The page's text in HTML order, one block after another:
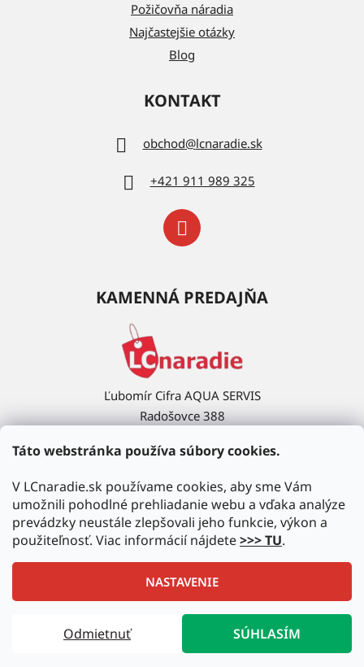
Táto webstránka používa súbory cookies.
V LCnaradie.sk používame cookies, aby sme Vám
umožnili pohodlné prehliadanie webu a vďaka analýze
prevádzky neustále zlepšovali jeho funkcie, výkon a
použiteľnosť. Viac informácií nájdete>>> TU.
NASTAVENIE
Odmietnuť SÚHLASÍM
Požičovňa náradia
Najčastejšie otázky
Blog
KONTAKT
obchod@lcnaradie.sk
+421 911 989 325
KAMENNÁ PREDAJŇA
Ľubomír Cifra AQUA SERVIS
Radošovce 388
Upravil Balkys
Copyright 2026LCnaradie.sk
. Všetky práva vyhradené.
Upraviť nastavenie cookies